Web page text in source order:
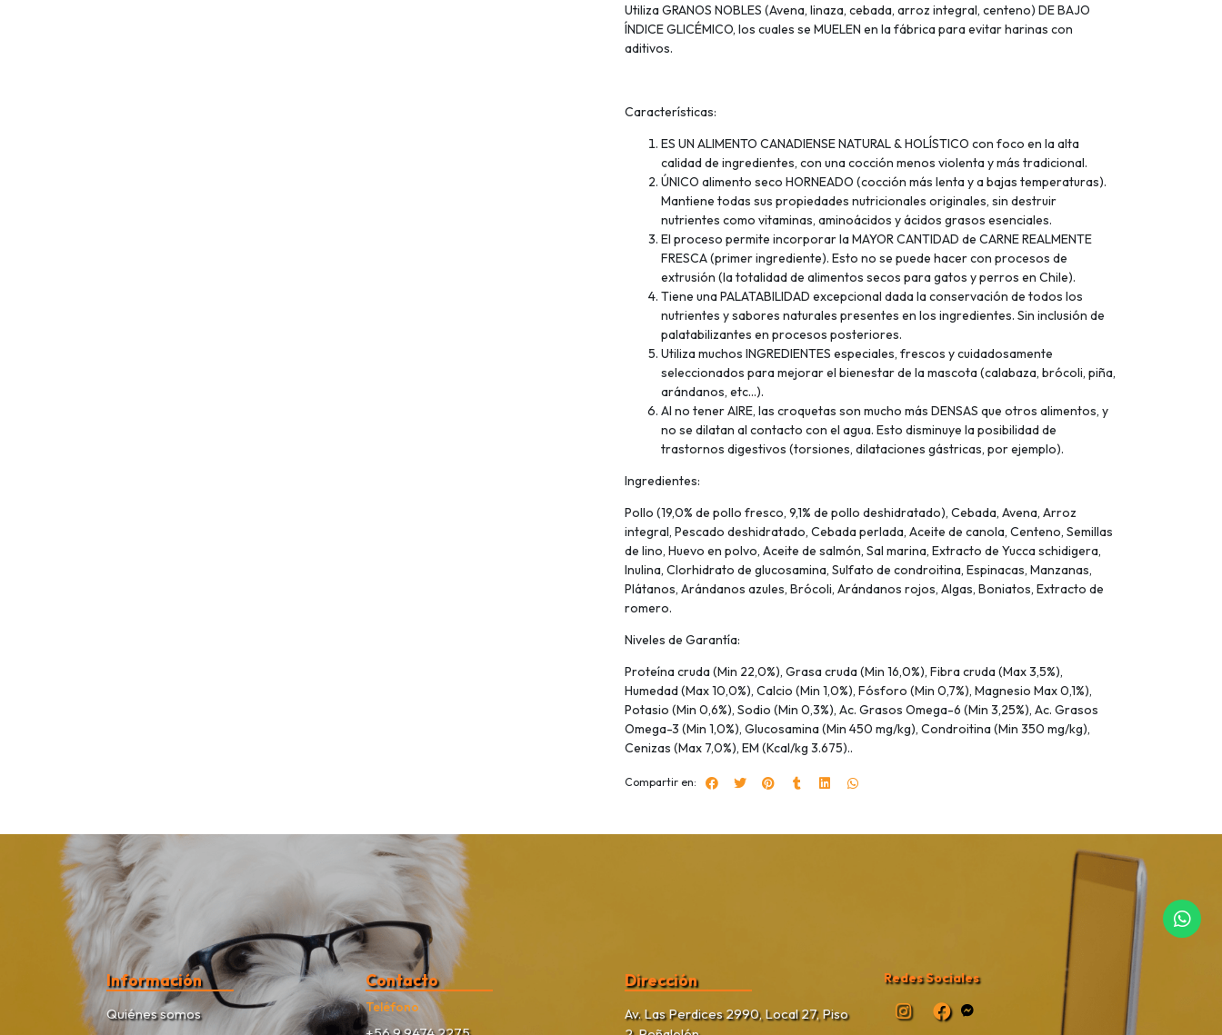
Utiliza GRANOS NOBLES (Avena, linaza, cebada, arroz integral, centeno) DE BAJO
ÍNDICE GLICÉMICO, los cuales se MUELEN en la fábrica para evitar harinas con
aditivos.
Características:
ES UN ALIMENTO CANADIENSE NATURAL & HOLÍSTICO con foco en la alta
calidad de ingredientes, con una cocción menos violenta y más tradicional.
ÚNICO alimento seco HORNEADO (cocción más lenta y a bajas temperaturas).
Mantiene todas sus propiedades nutricionales originales, sin destruir
nutrientes como vitaminas, aminoácidos y ácidos grasos esenciales.
El proceso permite incorporar la MAYOR CANTIDAD de CARNE REALMENTE
FRESCA (primer ingrediente). Esto no se puede hacer con procesos de
extrusión (la totalidad de alimentos secos para gatos y perros en Chile).
Tiene una PALATABILIDAD excepcional dada la conservación de todos los
nutrientes y sabores naturales presentes en los ingredientes. Sin inclusión de
palatabilizantes en procesos posteriores.
Utiliza muchos INGREDIENTES especiales, frescos y cuidadosamente
seleccionados para mejorar el bienestar de la mascota (calabaza, brócoli, piña,
arándanos, etc…).
Al no tener AIRE, las croquetas son mucho más DENSAS que otros alimentos, y
no se dilatan al contacto con el agua. Esto disminuye la posibilidad de
trastornos digestivos (torsiones, dilataciones gástricas, por ejemplo).
Ingredientes:
Pollo (19,0% de pollo fresco, 9,1% de pollo deshidratado), Cebada, Avena, Arroz
integral, Pescado deshidratado, Cebada perlada, Aceite de canola, Centeno, Semillas
de lino, Huevo en polvo, Aceite de salmón, Sal marina, Extracto de Yucca schidigera,
Inulina, Clorhidrato de glucosamina, Sulfato de condroitina, Espinacas, Manzanas,
Plátanos, Arándanos azules, Brócoli, Arándanos rojos, Algas, Boniatos, Extracto de
romero.
Niveles de Garantía:
Proteína cruda (Min 22,0%), Grasa cruda (Min 16,0%), Fibra cruda (Max 3,5%),
Humedad (Max 10,0%), Calcio (Min 1,0%), Fósforo (Min 0,7%), Magnesio Max 0,1%),
Potasio (Min 0,6%), Sodio (Min 0,3%), Ac. Grasos Omega-6 (Min 3,25%), Ac. Grasos
Omega-3 (Min 1,0%), Glucosamina (Min 450 mg/kg), Condroitina (Min 350 mg/kg),
Cenizas (Max 7,0%), EM (Kcal/kg 3.675)..
Compartir en:
Información
Quiénes somos
Contacto
Teléfono
Dirección
Av. Las Perdices 2990, Local 27, Piso
Redes Sociales